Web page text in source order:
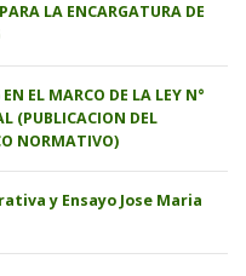
LA ENCARGATURA DE
EL MARCO DE LA LEY N°
(PUBLICACION DEL
NORMATIVO)
y Ensayo Jose Maria